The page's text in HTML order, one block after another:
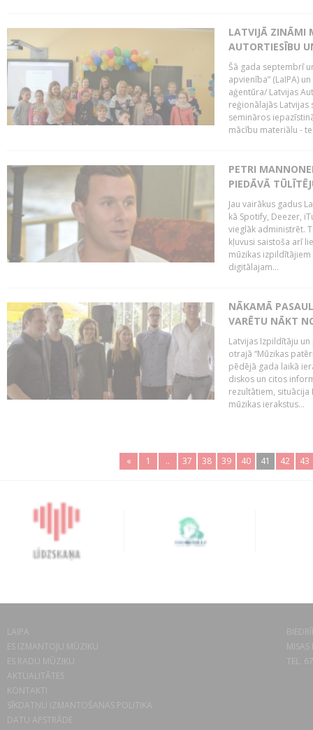
LATVIJĀ ZINĀMI
AUTORTIESĪBU
Šā gada septembrī
apvienība” (LaIPA)
aģentūra/ Latvijas
reģionālajās
semināros
mācību materiālu -
PETRI
PIEDĀVĀ
Jau vairākus gadus
kā Spotify, Deezer,
vieglāk administrēt.
kļuvusi saistoša arī
mūzikas
digitālajam...
NĀKAMĀ
VARĒTU NĀKT
Latvijas Izpildītāju
otrajā “Mūzikas
pēdējā gada laikā
diskos un citos
rezultātiem, situācija
mūzikas ierakstus...
« 1 .. 37 38 39 40 41 42 43
LAIPA
ES IZMANTOJU MŪZIKU
ES RADU MŪZIKU
AKTUALITĀTES
KONTAKTI
SĪKDATŅU IZMANTOŠANAS POLITIKA
DATU APSTRĀDE
TEL.